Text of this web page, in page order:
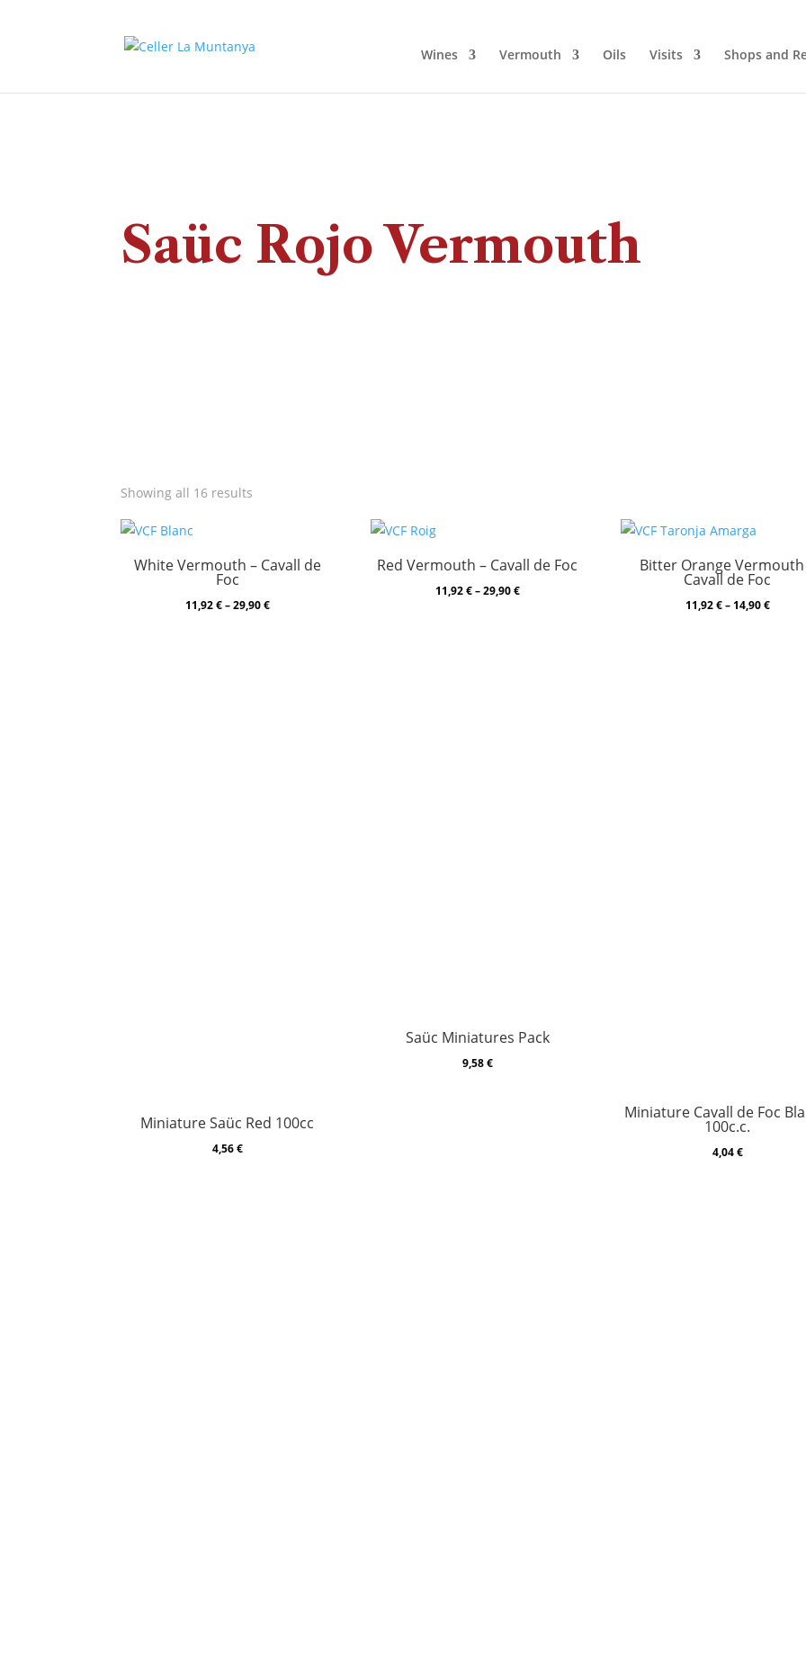
Wines Vermouth Oils Visits Shops and
Saüc Rojo Vermouth
Showing all 16 results
White Vermouth – Cavall de
Foc
11,92€–29,90€Price
Red Vermouth – Cavall de Foc
11,92€–29,90€Price
Bitter Orange Vermouth
Cavall de Foc
11,92€– 14,90€Price
Miniature Saüc Red 100cc
4,56€
Saüc Miniatures Pack
9,58€
Miniature Cavall de Foc
100c.c.
4,04€